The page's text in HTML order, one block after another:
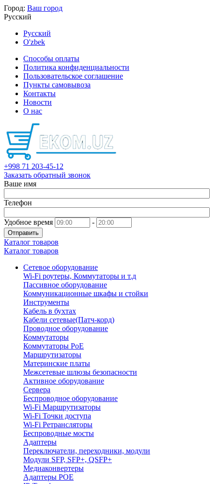
Город: Ваш город
Русский
Русский
O'zbek
Способы оплаты
Политика конфиденциальности
Пользовательское соглашение
Пункты самовывоза
Контакты
Новости
О нас
+998 71 203-45-12
Заказать обратный звонок
Ваше имя
Телефон
Удобное время -
Отправить
Каталог товаров
Каталог товаров
Сетевое оборудование
Wi-Fi роутеры, Коммутаторы и т.д
Пассивное оборудование
Коммуникационные шкафы и стойки
Инструменты
Кабель в бухтах
Кабели сетевые(Патч-корд)
Проводное оборудование
Коммутаторы
Коммутаторы PoE
Маршрутизаторы
Материнские платы
Межсетевые шлюзы безопасности
Активное оборудование
Сервера
Беспроводное оборудование
Wi-Fi Маршрутизаторы
Wi-Fi Точки доступа
Wi-Fi Ретрансляторы
Беспроводные мосты
Адаптеры
Переключатели, переходники, модули
Модули SFP, SFP+, QSFP+
Медиаконвертеры
Адаптеры POE